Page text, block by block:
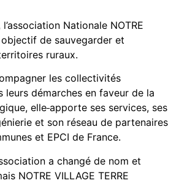
Nationale NOTRE
de sauvegarder et
ruraux.
les collectivités
leurs démarches en faveur de la
elle apporte ses services, ses
et son réseau de partenaires
et EPCI de France.
a changé de nom et
NOTRE VILLAGE TERRE